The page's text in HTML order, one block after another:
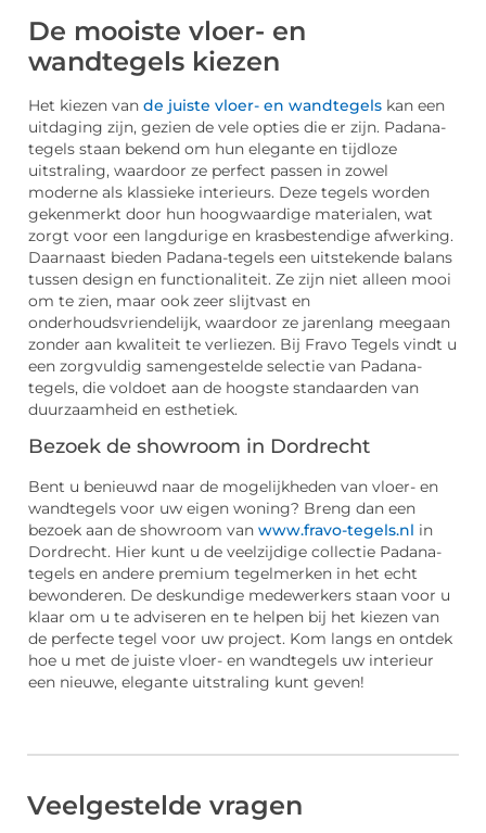
De mooiste vloer- en
wandtegels kiezen
Het kiezen van de juiste vloer- en wandtegels kan een
uitdaging zijn, gezien de vele opties die er zijn. Padana-
tegels staan bekend om hun elegante en tijdloze
uitstraling, waardoor ze perfect passen in zowel
moderne als klassieke interieurs. Deze tegels worden
gekenmerkt door hun hoogwaardige materialen, wat
zorgt voor een langdurige en krasbestendige afwerking.
Daarnaast bieden Padana-tegels een uitstekende balans
tussen design en functionaliteit. Ze zijn niet alleen mooi
om te zien, maar ook zeer slijtvast en
onderhoudsvriendelijk, waardoor ze jarenlang meegaan
zonder aan kwaliteit te verliezen. Bij Fravo Tegels vindt u
een zorgvuldig samengestelde selectie van Padana-
tegels, die voldoet aan de hoogste standaarden van
duurzaamheid en esthetiek.
Bezoek de showroom in Dordrecht
Bent u benieuwd naar de mogelijkheden van vloer- en
wandtegels voor uw eigen woning? Breng dan een
bezoek aan de showroom van www.fravo-tegels.nl in
Dordrecht. Hier kunt u de veelzijdige collectie Padana-
tegels en andere premium tegelmerken in het echt
bewonderen. De deskundige medewerkers staan voor u
klaar om u te adviseren en te helpen bij het kiezen van
de perfecte tegel voor uw project. Kom langs en ontdek
hoe u met de juiste vloer- en wandtegels uw interieur
een nieuwe, elegante uitstraling kunt geven!
Veelgestelde vragen